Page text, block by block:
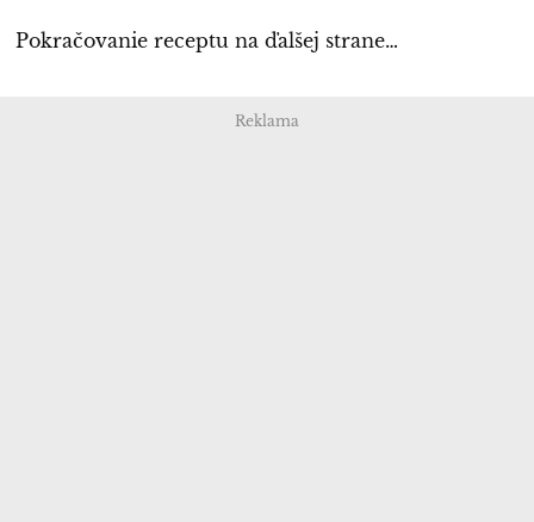
Pokračovanie receptu na ďalšej strane…
Reklama